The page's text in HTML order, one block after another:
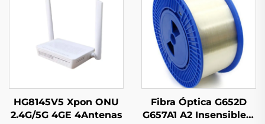
HG8145V5 Xpon ONU
2.4G/5G 4GE 4Antenas
Fibra Óptica G652D
G657A1 A2 Insensible a